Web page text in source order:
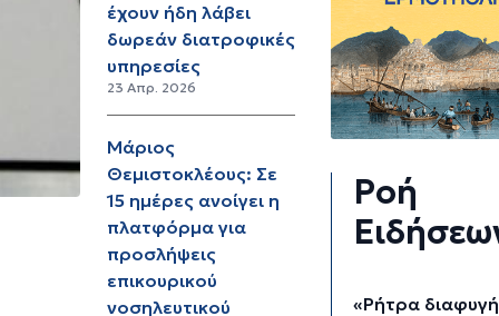
έχουν ήδη λάβει
δωρεάν διατροφικές
υπηρεσίες
23 Απρ. 2026
Μάριος
Θεμιστοκλέους: Σε
15 ημέρες ανοίγει η
πλατφόρμα για
προσλήψεις
επικουρικού
νοσηλευτικού
Ροή
«Ρήτρα